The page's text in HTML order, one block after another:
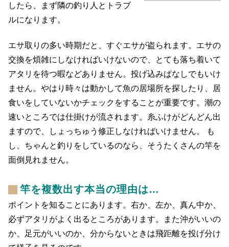
したら、まず隣の釣り人とトラブ
ルになります。
エサ取りの多い時期だと、すぐエサが盗られます。エサの
交換を煩雑にしなければいけないので、とても落ち着いて
アタリを待つ暇などありません。投げ込みぱなしでもいけ
ません。やはり時々は動かして魚の居場所を探したり、居
食いをしていないかチェックをすることが重要です。潮の
速いところでは仕掛けが流されます。糸ふけがどんどん出
ますので、しょっちゅう修正しなければいけません。 も
し、ちゃんと釣りをしているのなら、そうたくさんの竿を
面倒見れません。
竿を複数出す本当の理由は…
ポイントを知ることにあります。右か、左か、真ん中か、
必ずアタリがよく出るところがあります。また沖がいいの
か、足元がいいのか、分からないときは飛距離を投げ分け